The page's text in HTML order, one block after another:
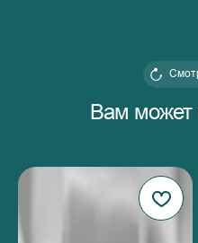
Вам может